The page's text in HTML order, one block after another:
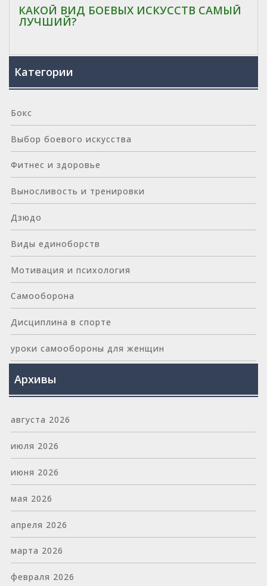
КАКОЙ ВИД БОЕВЫХ ИСКУССТВ САМЫЙ
ЛУЧШИЙ?
Категории
Бокс
Выбор боевого искусства
Фитнес и здоровье
Выносливость и тренировки
Дзюдо
Виды единоборств
Мотивация и психология
Самооборона
Дисциплина в спорте
уроки самообороны для женщин
Архивы
августа 2026
июля 2026
июня 2026
мая 2026
апреля 2026
марта 2026
февраля 2026